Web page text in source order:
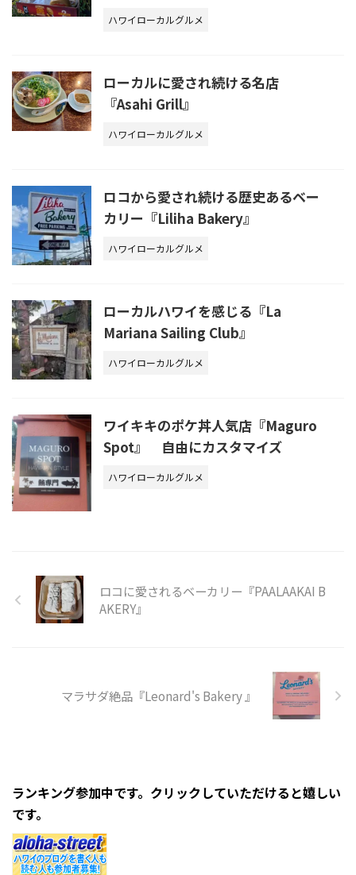
ハワイローカルグルメ
ローカルに愛され続ける名店
『Asahi Grill』
ハワイローカルグルメ
ロコから愛され続ける歴史あるベー
カリー『Liliha Bakery』
ハワイローカルグルメ
ローカルハワイを感じる『La
Mariana Sailing Club』
ハワイローカルグルメ
ワイキキのポケ丼人気店『Maguro
Spot』 自由にカスタマイズ
ハワイローカルグルメ
ロコに愛されるベーカリー『PAALAAKAI B
AKERY』
マラサダ絶品『Leonard's Bakery 』
ランキング参加中です。クリックしていただけると嬉しい
です。